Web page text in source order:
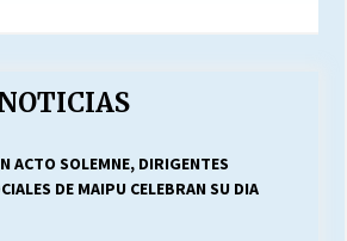
ACTO SOLEMNE, DIRIGENTES
DE MAIPU CELEBRAN SU DIA